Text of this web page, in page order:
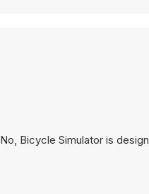
No, Bicycle Simulator is